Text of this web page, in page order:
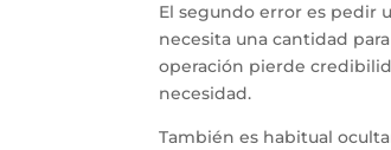
El segundo error es pedir
necesita una cantidad
operación pierde
necesidad.
También es habitual